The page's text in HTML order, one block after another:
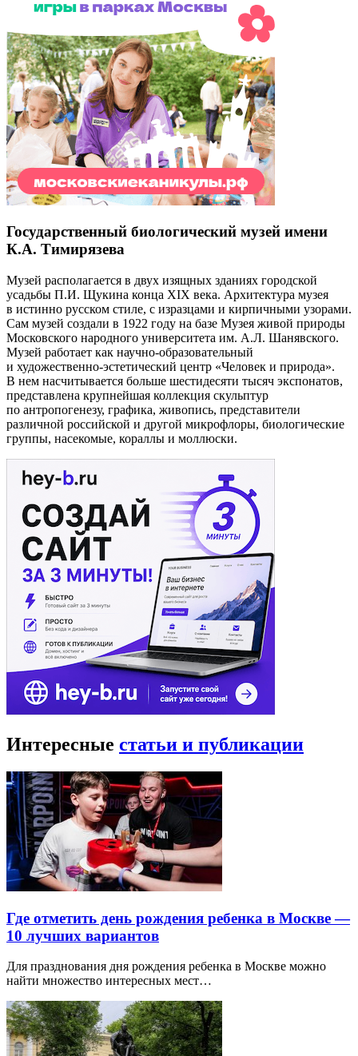
Государственный биологический музей имени
К.А. Тимирязева
Музей располагается в двух изящных зданиях городской
усадьбы П.И. Щукина конца XIX века. Архитектура музея
в истинно русском стиле, с изразцами и кирпичными узорами.
Сам музей создали в 1922 году на базе Музея живой природы
Московского народного университета им. А.Л. Шанявского.
Музей работает как научно-образовательный
и художественно-эстетический центр «Человек и природа».
В нем насчитывается больше шестидесяти тысяч экспонатов,
представлена крупнейшая коллекция скульптур
по антропогенезу, графика, живопись, представители
различной российской и другой микрофлоры, биологические
группы, насекомые, кораллы и моллюски.
Интересные статьи и публикации
Где отметить день рождения ребенка в Москве —
10 лучших вариантов
Для празднования дня рождения ребенка в Москве можно
найти множество интересных мест…